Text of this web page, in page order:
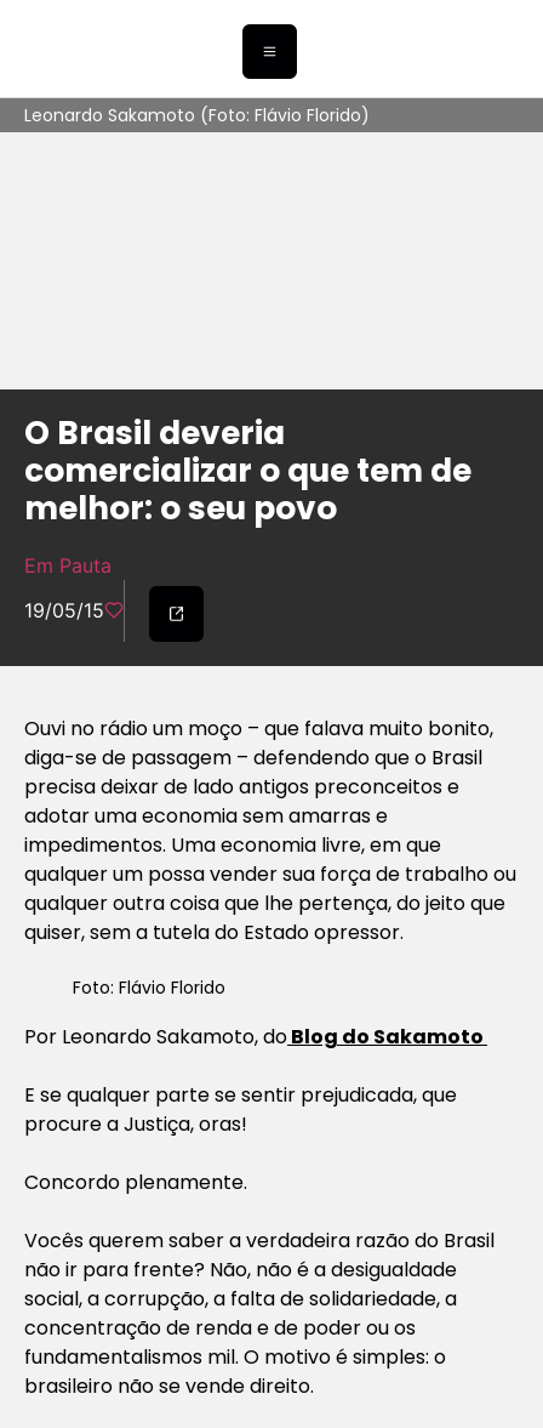
Leonardo Sakamoto (Foto: Flávio Florido)
O Brasil deveria
comercializar o que tem de
melhor: o seu povo
Em Pauta
19/05/15
Ouvi no rádio um moço – que falava muito bonito,
diga-se de passagem – defendendo que o Brasil
precisa deixar de lado antigos preconceitos e
adotar uma economia sem amarras e
impedimentos. Uma economia livre, em que
qualquer um possa vender sua força de trabalho ou
qualquer outra coisa que lhe pertença, do jeito que
quiser, sem a tutela do Estado opressor.
Foto: Flávio Florido
Por Leonardo Sakamoto, doBlog do Sakamoto
E se qualquer parte se sentir prejudicada, que
procure a Justiça, oras!
Concordo plenamente.
Vocês querem saber a verdadeira razão do Brasil
não ir para frente? Não, não é a desigualdade
social, a corrupção, a falta de solidariedade, a
concentração de renda e de poder ou os
fundamentalismos mil. O motivo é simples: o
brasileiro não se vende direito.